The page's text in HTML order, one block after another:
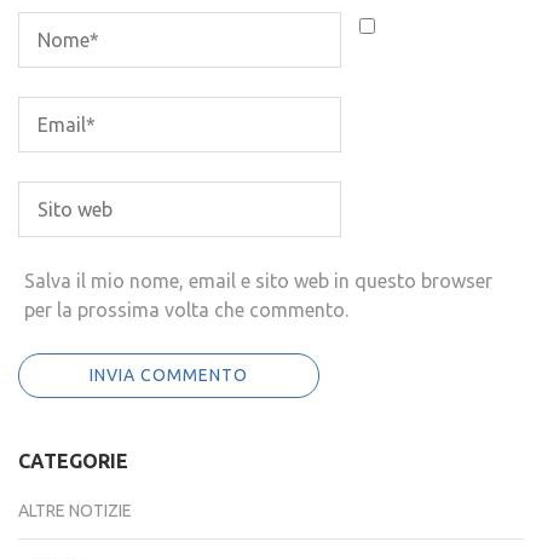
Salva il mio nome, email e sito web in questo browser
per la prossima volta che commento.
CATEGORIE
ALTRE NOTIZIE